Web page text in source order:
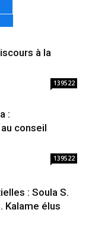
à la
139522
:
conseil
139522
: Soula S.
Kalame élus